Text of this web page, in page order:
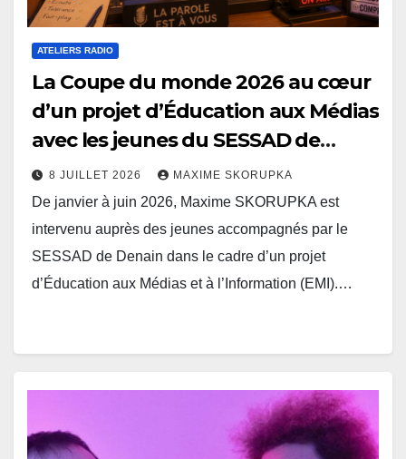
ATELIERS RADIO
La Coupe du monde 2026 au cœur
d’un projet d’Éducation aux Médias
avec les jeunes du SESSAD de
Denain
8 JUILLET 2026 MAXIME SKORUPKA
De janvier à juin 2026, Maxime SKORUPKA est
intervenu auprès des jeunes accompagnés par le
SESSAD de Denain dans le cadre d’un projet
d’Éducation aux Médias et à l’Information (EMI).…